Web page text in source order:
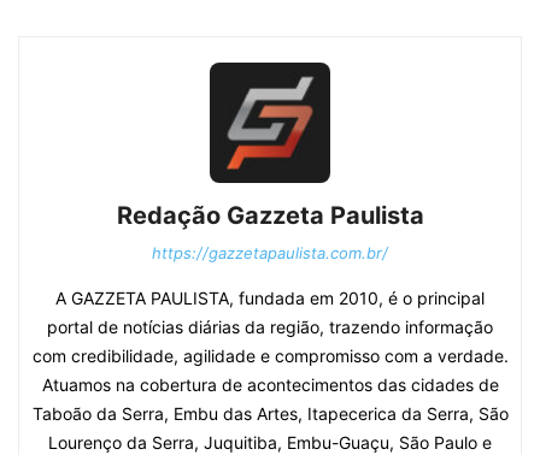
Redação Gazzeta Paulista
https://gazzetapaulista.com.br/
A GAZZETA PAULISTA, fundada em 2010, é o principal
portal de notícias diárias da região, trazendo informação
com credibilidade, agilidade e compromisso com a verdade.
Atuamos na cobertura de acontecimentos das cidades de
Taboão da Serra, Embu das Artes, Itapecerica da Serra, São
Lourenço da Serra, Juquitiba, Embu-Guaçu, São Paulo e